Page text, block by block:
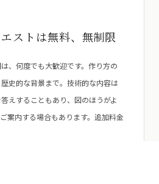
ストは無料、無制限
、何度でも大歓迎です。作り方の
史的な背景まで。技術的な内容は
えすることもあり、図のほうがよ
案内する場合もあります。追加料金